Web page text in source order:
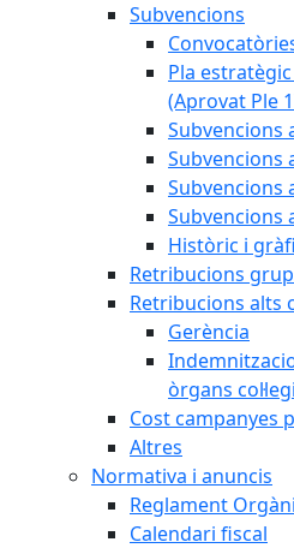
Subvencions
Pla
(Aprovat Ple
Subvencions
Subvencions
Subvencions
Subvencions
Històric i
Retribucions
Retribucions alts
Gerència
òrgans
Cost campanyes
Altres
Normativa i anuncis
Reglament
Calendari fiscal